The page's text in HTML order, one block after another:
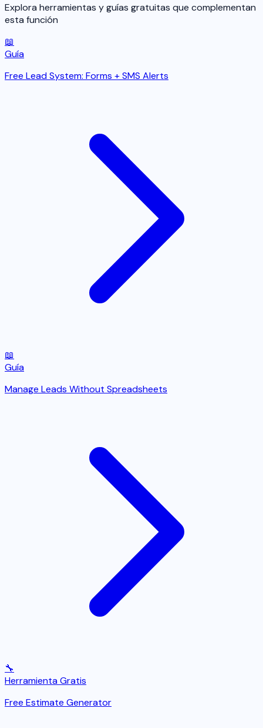
Explora herramientas y guías gratuitas que complementan
esta función
📖
Guía
Free Lead System: Forms + SMS Alerts
📖
Guía
Manage Leads Without Spreadsheets
🔧
Herramienta Gratis
Free Estimate Generator